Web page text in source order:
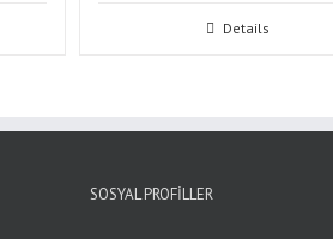
Details
SOSYAL PROFILLER